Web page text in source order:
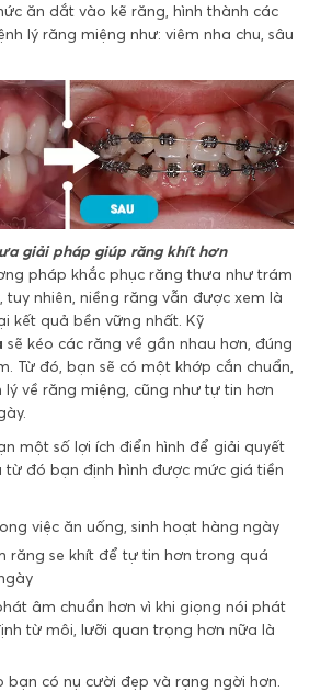
ăn dắt vào kẽ răng, hình thành các
lý răng miệng như: viêm nha chu, sâu
giải pháp giúp răng khít hơn
pháp khắc phục răng thưa như trám
nhiên, niềng răng vẫn được xem là
kết quả bền vững nhất. Kỹ
sẽ kéo các răng về gần nhau hơn, đúng
Từ đó, bạn sẽ có một khớp cắn chuẩn,
về răng miệng, cũng như tự tin hơn
một số lợi ích điển hình để giải quyết
đó bạn định hình được mức giá tiền
việc ăn uống, sinh hoạt hàng ngày
răng se khít để tự tin hơn trong quá
âm chuẩn hơn vì khi giọng nói phát
từ môi, lưỡi quan trọng hơn nữa là
bạn có nụ cười đẹp và rạng ngời hơn.